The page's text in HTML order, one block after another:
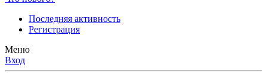
Последняя активность
Регистрация
Меню
Вход